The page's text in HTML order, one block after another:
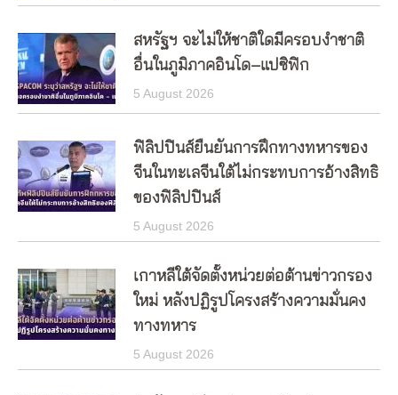
สหรัฐฯ จะไม่ให้ชาติใดมีครอบงำชาติ
อื่นในภูมิภาคอินโด–แปซิฟิก
5 August 2026
ฟิลิปปินส์ยืนยันการฝึกทางทหารของ
จีนในทะเลจีนใต้ไม่กระทบการอ้างสิทธิ
ของฟิลิปปินส์
5 August 2026
เกาหลีใต้จัดตั้งหน่วยต่อต้านข่าวกรอง
ใหม่ หลังปฏิรูปโครงสร้างความมั่นคง
ทางทหาร
5 August 2026